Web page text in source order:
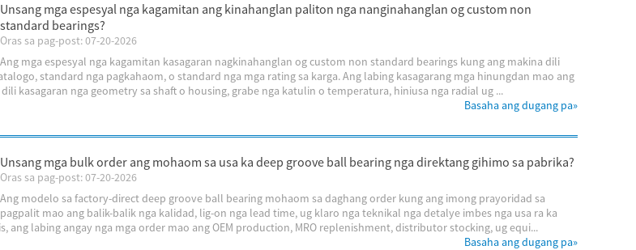
Unsang mga espesyal nga kagamitan ang kinahanglan paliton nga nanginahanglan og custom non
standard bearings?
Oras sa pag-post: 07-20-2026
Ang mga espesyal nga kagamitan kasagaran nagkinahanglan og custom non standard bearings kung ang makina dili
standard nga pagkahaom, o standard nga mga rating sa karga. Ang labing kasagarang mga hinungdan mao ang
kasagaran nga geometry sa shaft o housing, grabe nga katulin o temperatura, hiniusa nga radial ug ...
Basaha ang dugang pa»
Unsang mga bulk order ang mohaom sa usa ka deep groove ball bearing nga direktang gihimo sa pabrika?
Oras sa pag-post: 07-20-2026
Ang modelo sa factory-direct deep groove ball bearing mohaom sa daghang order kung ang imong prayoridad sa
pagpalit mao ang balik-balik nga kalidad, lig-on nga lead time, ug klaro nga teknikal nga detalye imbes nga usa ra ka
ang labing angay nga mga order mao ang OEM production, MRO replenishment, distributor stocking, ug equi...
Basaha ang dugang pa»